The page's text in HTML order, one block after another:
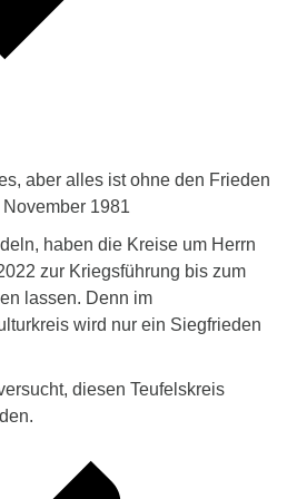
aber alles ist ohne den Frieden
1981
haben die Kreise um Herrn
zur Kriegsführung bis zum
lassen. Denn im
wird nur ein Siegfrieden
diesen Teufelskreis